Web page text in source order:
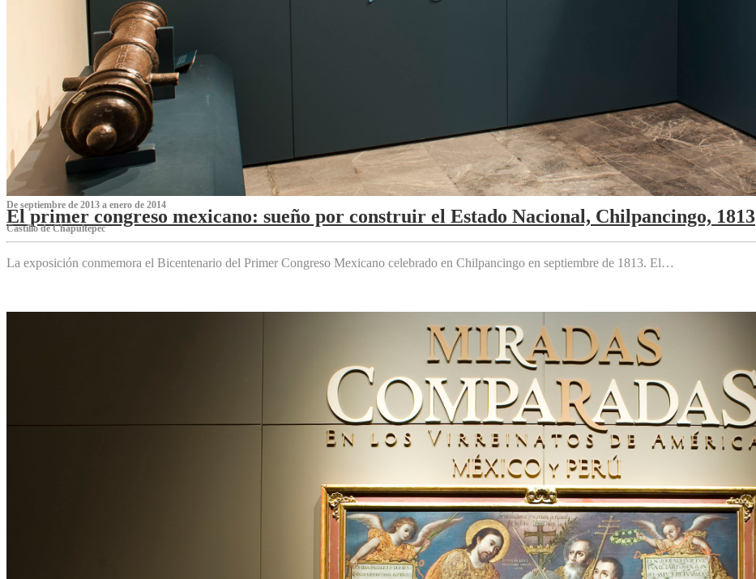
De septiembre de 2013 a enero de 2014
El primer congreso mexicano: sueño por construir el Estado Nacional, Chilpancingo, 1813
Castillo de Chapultepec
La exposición conmemora el Bicentenario del Primer Congreso Mexicano celebrado en Chilpancingo en septiembre de 1813. El…